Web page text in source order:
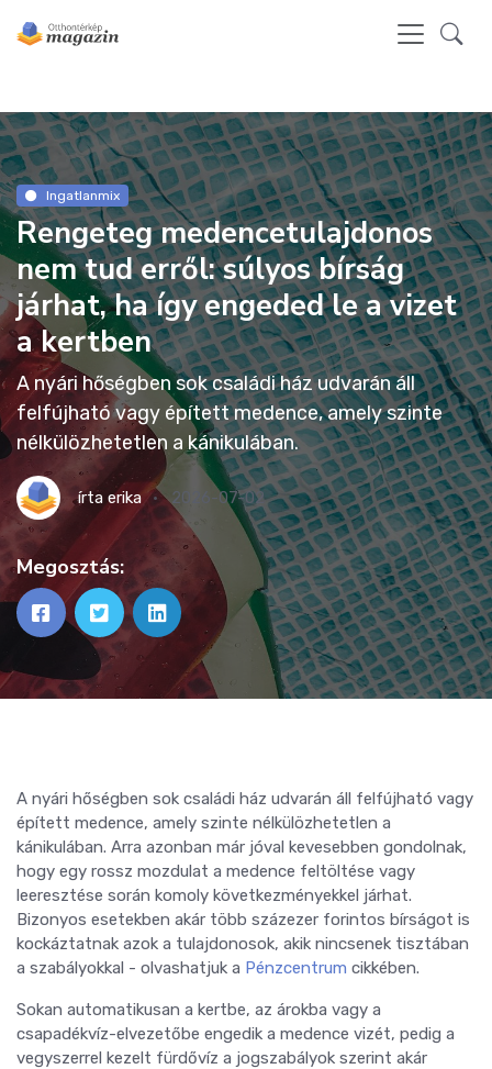
Ingatlanmix
Rengeteg medencetulajdonos
nem tud erről: súlyos bírság
járhat, ha így engeded le a vizet
a kertben
A nyári hőségben sok családi ház udvarán áll
felfújható vagy épített medence, amely szinte
nélkülözhetetlen a kánikulában.
írta erika 2026-07-02
Megosztás:
A nyári hőségben sok családi ház udvarán áll felfújható vagy
épített medence, amely szinte nélkülözhetetlen a
kánikulában. Arra azonban már jóval kevesebben gondolnak,
hogy egy rossz mozdulat a medence feltöltése vagy
leeresztése során komoly következményekkel járhat.
Bizonyos esetekben akár több százezer forintos bírságot is
kockáztatnak azok a tulajdonosok, akik nincsenek tisztában
a szabályokkal - olvashatjuk a Pénzcentrum cikkében.
Sokan automatikusan a kertbe, az árokba vagy a
csapadékvíz-elvezetőbe engedik a medence vizét, pedig a
vegyszerrel kezelt fürdővíz a jogszabályok szerint akár